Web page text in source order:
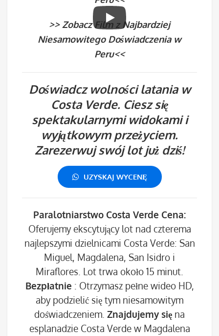
>> Zobacz Film z Najbardziej
Niesamowitego Doświadczenia w
Peru<<
Doświadcz wolności latania w
Costa Verde. Ciesz się
spektakularnymi widokami i
wyjątkowym przeżyciem.
Zarezerwuj swój lot już dziś!
UZYSKAJ WYCENĘ
Paralotniarstwo Costa Verde Cena:
Oferujemy ekscytujący lot nad czterema
najlepszymi dzielnicami Costa Verde: San
Miguel, Magdalena, San Isidro i
Miraflores. Lot trwa około 15 minut.
Bezpłatnie : Otrzymasz pełne wideo HD,
aby podzielić się tym niesamowitym
doświadczeniem. Znajdujemy się na
esplanadzie Costa Verde w Magdalena